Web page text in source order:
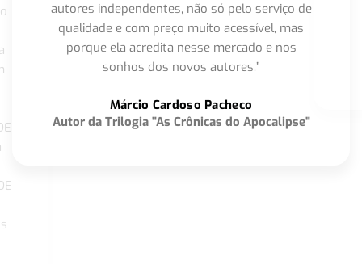
autores independentes, não só pelo serviço de
qualidade e com preço muito acessível, mas
porque ela acredita nesse mercado e nos
sonhos dos novos autores.”
Márcio Cardoso Pacheco
Autor da Trilogia "As Crônicas do Apocalipse"